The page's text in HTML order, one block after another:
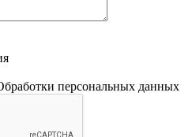
персональных данных